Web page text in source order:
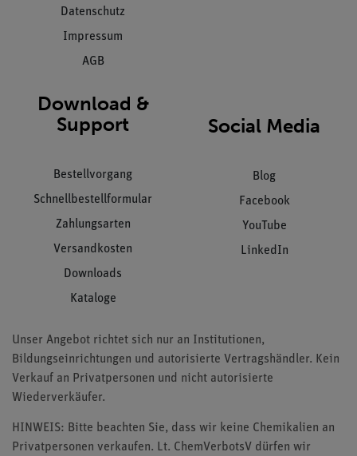
Datenschutz
Impressum
AGB
Download &
Support
Bestellvorgang
Schnellbestellformular
Zahlungsarten
Versandkosten
Downloads
Kataloge
Social Media
Blog
Facebook
YouTube
LinkedIn
Unser Angebot richtet sich nur an Institutionen,
Bildungseinrichtungen und autorisierte Vertragshändler. Kein
Verkauf an Privatpersonen und nicht autorisierte
Wiederverkäufer.
HINWEIS: Bitte beachten Sie, dass wir keine Chemikalien an
Privatpersonen verkaufen. Lt. ChemVerbotsV dürfen wir